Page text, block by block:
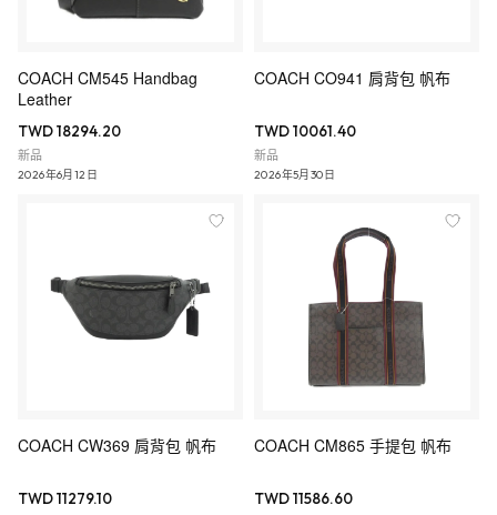
COACH CM545 Handbag
Leather
TWD 18294.20
新品
2026年6月12日
COACH CO941 肩背包 帆布
TWD 10061.40
新品
2026年5月30日
COACH CW369 肩背包 帆布
TWD 11279.10
COACH CM865 手提包 帆布
TWD 11586.60